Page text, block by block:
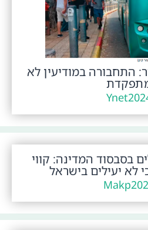
התחבורה במודיעין לא
Ynet
בסבסוד המדינה: קווי
לא יעילים בישראל
Makp